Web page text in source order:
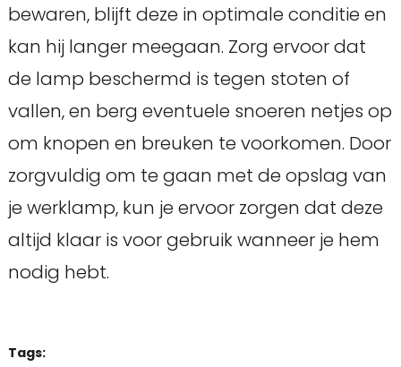
bewaren, blijft deze in optimale conditie en
kan hij langer meegaan. Zorg ervoor dat
de lamp beschermd is tegen stoten of
vallen, en berg eventuele snoeren netjes op
om knopen en breuken te voorkomen. Door
zorgvuldig om te gaan met de opslag van
je werklamp, kun je ervoor zorgen dat deze
altijd klaar is voor gebruik wanneer je hem
nodig hebt.
Tags: